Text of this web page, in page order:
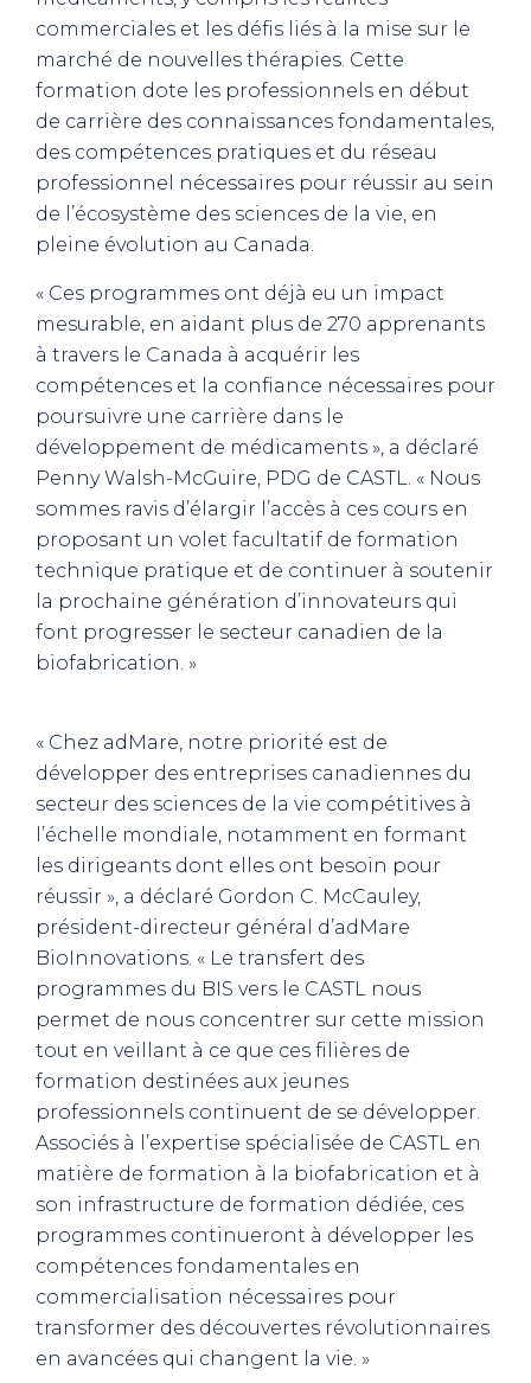
commerciales et les défis liés à la mise sur le
marché de nouvelles thérapies. Cette
formation dote les professionnels en début
de carrière des connaissances fondamentales,
des compétences pratiques et du réseau
professionnel nécessaires pour réussir au sein
de l’écosystème des sciences de la vie, en
pleine évolution au Canada.
« Ces programmes ont déjà eu un impact
mesurable, en aidant plus de 270 apprenants
à travers le Canada à acquérir les
compétences et la confiance nécessaires pour
poursuivre une carrière dans le
développement de médicaments », a déclaré
Penny Walsh-McGuire, PDG de CASTL. « Nous
sommes ravis d’élargir l’accès à ces cours en
proposant un volet facultatif de formation
technique pratique et de continuer à soutenir
la prochaine génération d’innovateurs qui
font progresser le secteur canadien de la
biofabrication. »
« Chez adMare, notre priorité est de
développer des entreprises canadiennes du
secteur des sciences de la vie compétitives à
l’échelle mondiale, notamment en formant
les dirigeants dont elles ont besoin pour
réussir », a déclaré Gordon C. McCauley,
président-directeur général d’adMare
BioInnovations. « Le transfert des
programmes du BIS vers le CASTL nous
permet de nous concentrer sur cette mission
tout en veillant à ce que ces filières de
formation destinées aux jeunes
professionnels continuent de se développer.
Associés à l’expertise spécialisée de CASTL en
matière de formation à la biofabrication et à
son infrastructure de formation dédiée, ces
programmes continueront à développer les
compétences fondamentales en
commercialisation nécessaires pour
transformer des découvertes révolutionnaires
en avancées qui changent la vie. »